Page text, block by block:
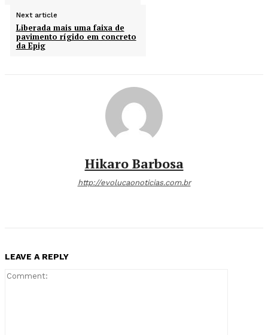
Next article
Liberada mais uma faixa de
pavimento rígido em concreto
da Epig
Hikaro Barbosa
http://evolucaonoticias.com.br
LEAVE A REPLY